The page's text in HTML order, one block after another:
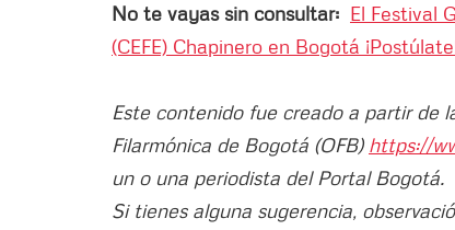
No te vayas sin consultar: El Festival
(CEFE) Chapinero en Bogotá
Este contenido fue creado a partir de
Filarmónica de Bogotá (OFB) https://
un o una periodista del Portal Bogotá.
Si tienes alguna sugerencia,